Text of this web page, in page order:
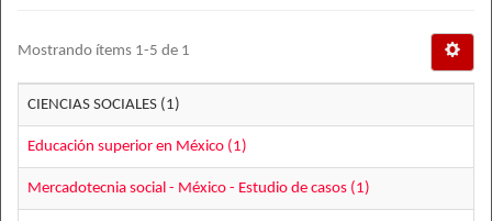
Mostrando ítems 1-5 de 1
CIENCIAS SOCIALES (1)
Educación superior en México (1)
Mercadotecnia social - México - Estudio de casos (1)